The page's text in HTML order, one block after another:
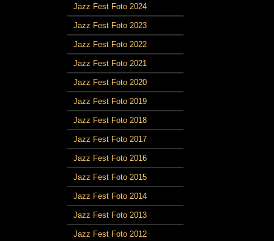
Jazz Fest Foto 2024
Jazz Fest Foto 2023
Jazz Fest Foto 2022
Jazz Fest Foto 2021
Jazz Fest Foto 2020
Jazz Fest Foto 2019
Jazz Fest Foto 2018
Jazz Fest Foto 2017
Jazz Fest Foto 2016
Jazz Fest Foto 2015
Jazz Fest Foto 2014
Jazz Fest Foto 2013
Jazz Fest Foto 2012